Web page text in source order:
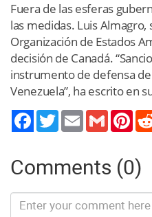
Fuera de las esferas
las medidas. Luis
Organización de Estados
decisión de Canadá.
instrumento de defensa
Venezuela”, ha escrito en
TwitterEmail Gmail
Comments (0)